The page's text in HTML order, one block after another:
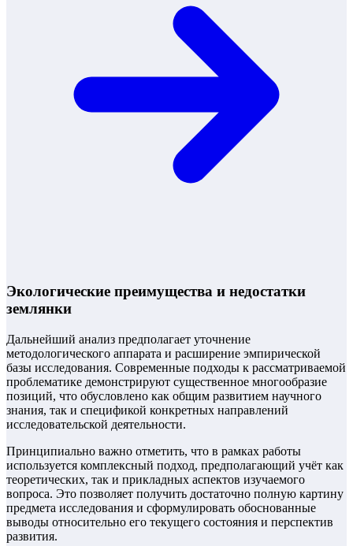
Экологические преимущества и недостатки
землянки
Дальнейший анализ предполагает уточнение
методологического аппарата и расширение эмпирической
базы исследования. Современные подходы к рассматриваемой
проблематике демонстрируют существенное многообразие
позиций, что обусловлено как общим развитием научного
знания, так и спецификой конкретных направлений
исследовательской деятельности.
Принципиально важно отметить, что в рамках работы
используется комплексный подход, предполагающий учёт как
теоретических, так и прикладных аспектов изучаемого
вопроса. Это позволяет получить достаточно полную картину
предмета исследования и сформулировать обоснованные
выводы относительно его текущего состояния и перспектив
развития.